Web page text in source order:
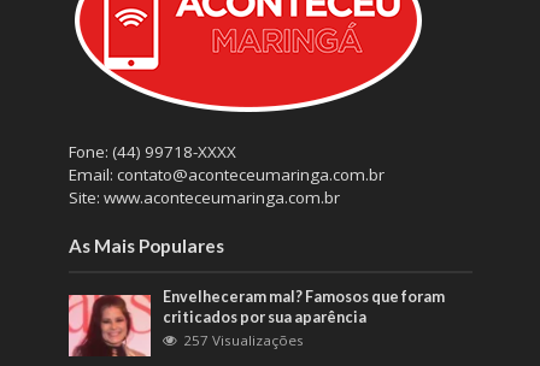
Fone: (44) 99718-XXXX
Email: contato@aconteceumaringa.com.br
Site: www.aconteceumaringa.com.br
As Mais Populares
Envelheceram mal? Famosos que foram
criticados por sua aparência
257 Visualizações